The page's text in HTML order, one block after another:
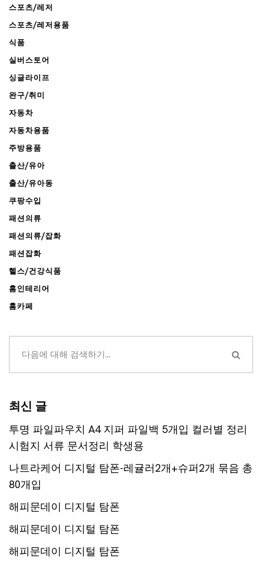
스포츠/레저
스포츠/레저용품
식품
실버스토어
싱글라이프
완구/취미
자동차
자동차용품
주방용품
출산/유아
출산/유아동
쿠팡수입
패션의류
패션의류/잡화
패션잡화
헬스/건강식품
홈인테리어
홈카페
최신 글
투명 파일파우치 A4 지퍼 파일백 5개입 컬러별 정리
시험지 서류 문서정리 학생용
나트라케어 디지털 탐폰-레귤러2개+슈퍼2개 묶음 총
80개입
해피문데이 디지털 탐폰
해피문데이 디지털 탐폰
해피문데이 디지털 탐폰